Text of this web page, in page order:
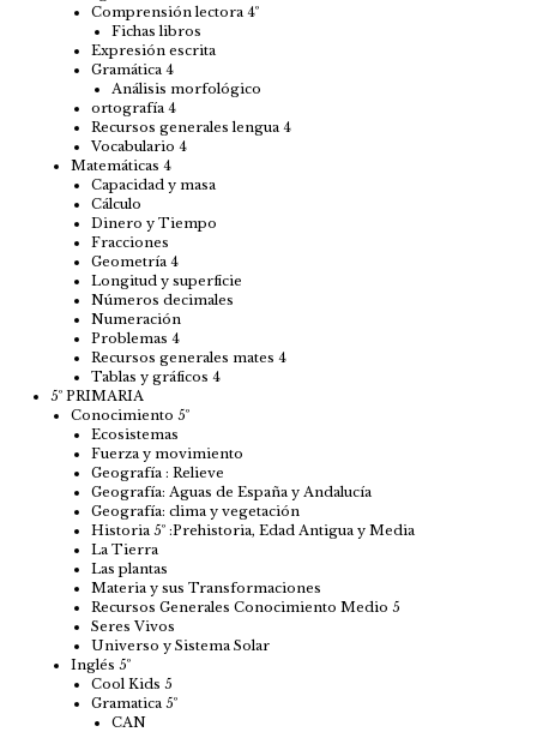
Comprensión lectora 4º
Fichas libros
Expresión escrita
Gramática 4
Análisis morfológico
ortografía 4
Recursos generales lengua 4
Vocabulario 4
Matemáticas 4
Capacidad y masa
Cálculo
Dinero y Tiempo
Fracciones
Geometría 4
Longitud y superficie
Números decimales
Numeración
Problemas 4
Recursos generales mates 4
Tablas y gráficos 4
5º PRIMARIA
Conocimiento 5º
Ecosistemas
Fuerza y movimiento
Geografía : Relieve
Geografía: Aguas de España y Andalucía
Geografía: clima y vegetación
Historia 5º :Prehistoria, Edad Antigua y Media
La Tierra
Las plantas
Materia y sus Transformaciones
Recursos Generales Conocimiento Medio 5
Seres Vivos
Universo y Sistema Solar
Inglés 5º
Cool Kids 5
Gramatica 5º
CAN